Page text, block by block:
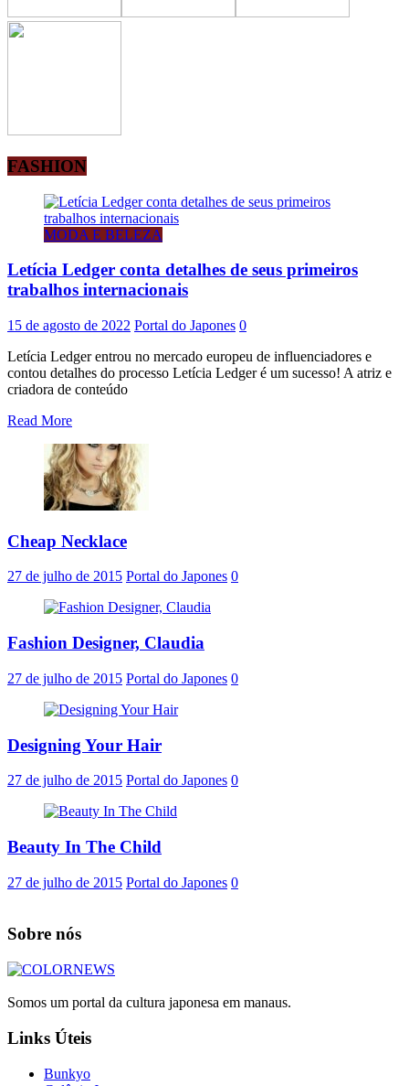
FASHION
MODA E BELEZA
Letícia Ledger conta detalhes de seus primeiros
trabalhos internacionais
15 de agosto de 2022 Portal do Japones 0
Letícia Ledger entrou no mercado europeu de influenciadores e
contou detalhes do processo Letícia Ledger é um sucesso! A atriz e
criadora de conteúdo
Read More
Cheap Necklace
27 de julho de 2015 Portal do Japones 0
Fashion Designer, Claudia
27 de julho de 2015 Portal do Japones 0
Designing Your Hair
27 de julho de 2015 Portal do Japones 0
Beauty In The Child
27 de julho de 2015 Portal do Japones 0
Sobre nós
Somos um portal da cultura japonesa em manaus.
Links Úteis
Bunkyo